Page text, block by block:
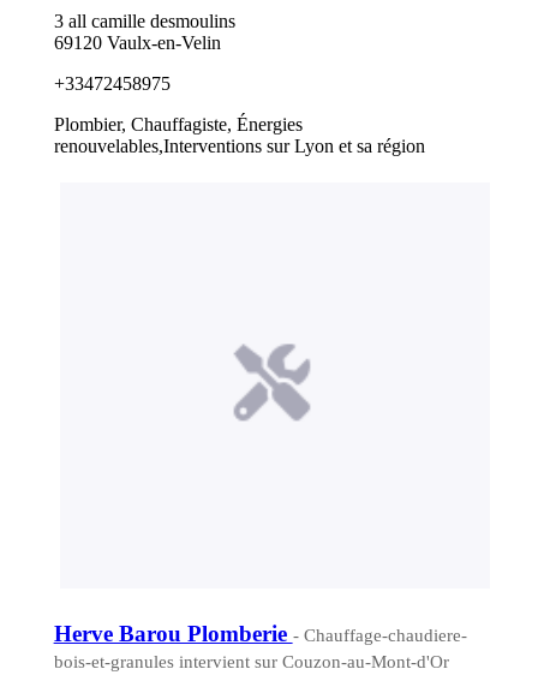
3 all camille desmoulins
69120 Vaulx-en-Velin
+33472458975
Plombier, Chauffagiste, Énergies
renouvelables,Interventions sur Lyon et sa région
Herve Barou Plomberie - Chauffage-chaudiere-
bois-et-granules intervient sur Couzon-au-Mont-d'Or